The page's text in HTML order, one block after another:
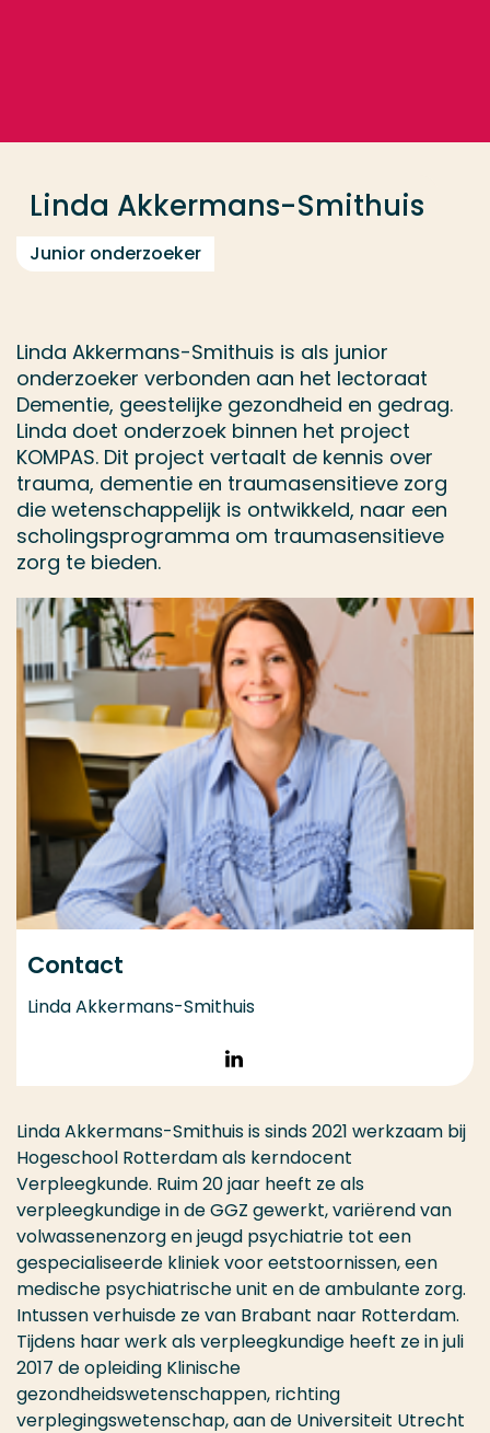
Linda Akkermans-Smithuis
Junior onderzoeker
Linda Akkermans-Smithuis is als junior
onderzoeker verbonden aan het lectoraat
Dementie, geestelijke gezondheid en gedrag.
Linda doet onderzoek binnen het project
KOMPAS. Dit project vertaalt de kennis over
trauma, dementie en traumasensitieve zorg
die wetenschappelijk is ontwikkeld, naar een
scholingsprogramma om traumasensitieve
zorg te bieden.
Contact
Linda Akkermans-Smithuis
Linda Akkermans-Smithuis is sinds 2021 werkzaam bij
Hogeschool Rotterdam als kerndocent
Verpleegkunde. Ruim 20 jaar heeft ze als
verpleegkundige in de GGZ gewerkt, variërend van
volwassenenzorg en jeugd psychiatrie tot een
gespecialiseerde kliniek voor eetstoornissen, een
medische psychiatrische unit en de ambulante zorg.
Intussen verhuisde ze van Brabant naar Rotterdam.
Tijdens haar werk als verpleegkundige heeft ze in juli
2017 de opleiding Klinische
gezondheidswetenschappen, richting
verplegingswetenschap, aan de Universiteit Utrecht
Opleiding
Contact